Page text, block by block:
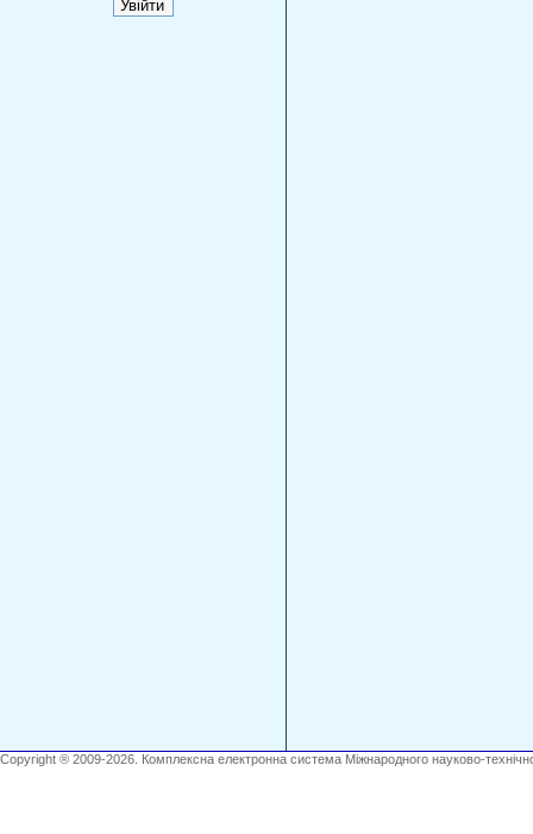
Copyright ® 2009-2026. Комплексна електронна система Міжнародного науково-